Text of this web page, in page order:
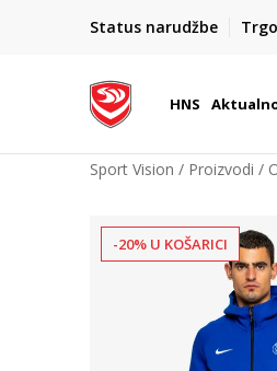
Status narudžbe
Dostava 1,50 €
|
HNS
Sport Vision Proizvodi
-20% U KOŠARICI